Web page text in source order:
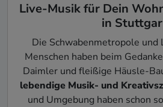
Live-Musik für Dein
in
Die Schwabenmetropole und
Menschen haben beim
Daimler und fleißige Häusle-
lebendige Musik- und
und Umgebung haben schon